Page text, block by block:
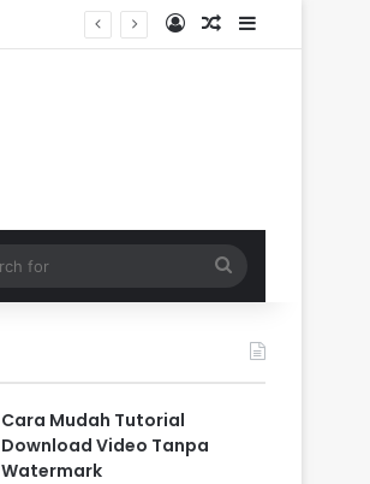
Log InRandom Article
Sidebar
for
Cara Mudah Tutorial
Download Video Tanpa
Watermark